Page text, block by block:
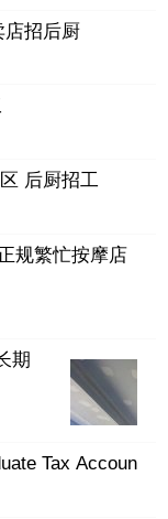
餐外卖店招后厨
后厨招工
规繁忙按摩店
期
Tax Accoun